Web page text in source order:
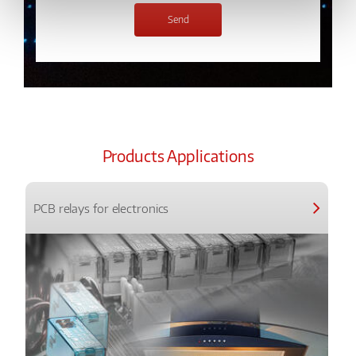
Products Applications
PCB relays for electronics